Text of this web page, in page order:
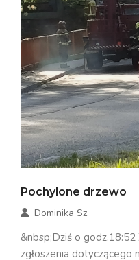
Pochylone drzewo
Dominika Sz
&nbsp;Dziś o
zgłoszenia dotyczącego